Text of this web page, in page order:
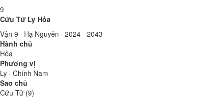
9
Cửu Tử Ly Hỏa
Vận 9 · Hạ Nguyên · 2024 - 2043
Hành chủ
Hỏa
Phương vị
Ly · Chính Nam
Sao chủ
Cửu Tử (9)